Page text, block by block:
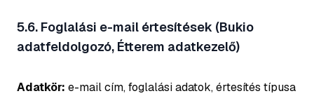
5.6. Foglalási e-mail értesítések (Bukio
adatfeldolgozó, Étterem adatkezelő)
Adatkör: e-mail cím, foglalási adatok, értesítés típusa